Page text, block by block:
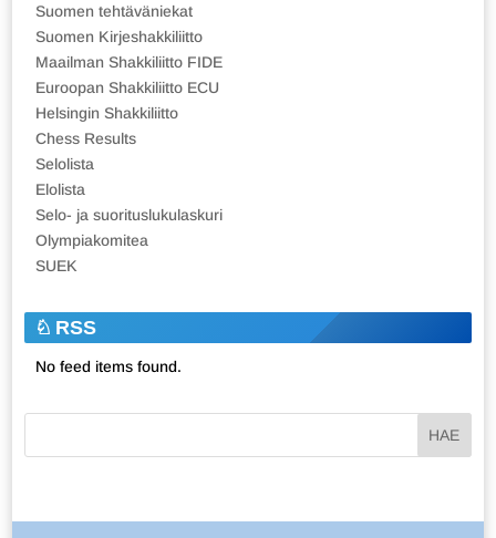
Suomen tehtäväniekat
Suomen Kirjeshakkiliitto
Maailman Shakkiliitto FIDE
Euroopan Shakkiliitto ECU
Helsingin Shakkiliitto
Chess Results
Selolista
Elolista
Selo- ja suorituslukulaskuri
Olympiakomitea
SUEK
RSS
No feed items found.